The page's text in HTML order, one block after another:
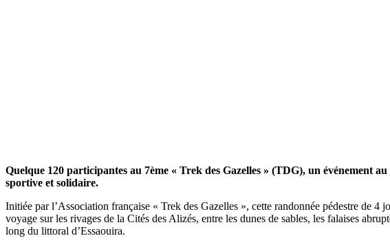
Quelque 120 participantes au 7ème « Trek des Gazelles » (TDG), un événement
sportive et solidaire.
Initiée par l’Association française « Trek des Gazelles », cette randonnée pédestre de
voyage sur les rivages de la Cités des Alizés, entre les dunes de sables, les falaises
long du littoral d’Essaouira.